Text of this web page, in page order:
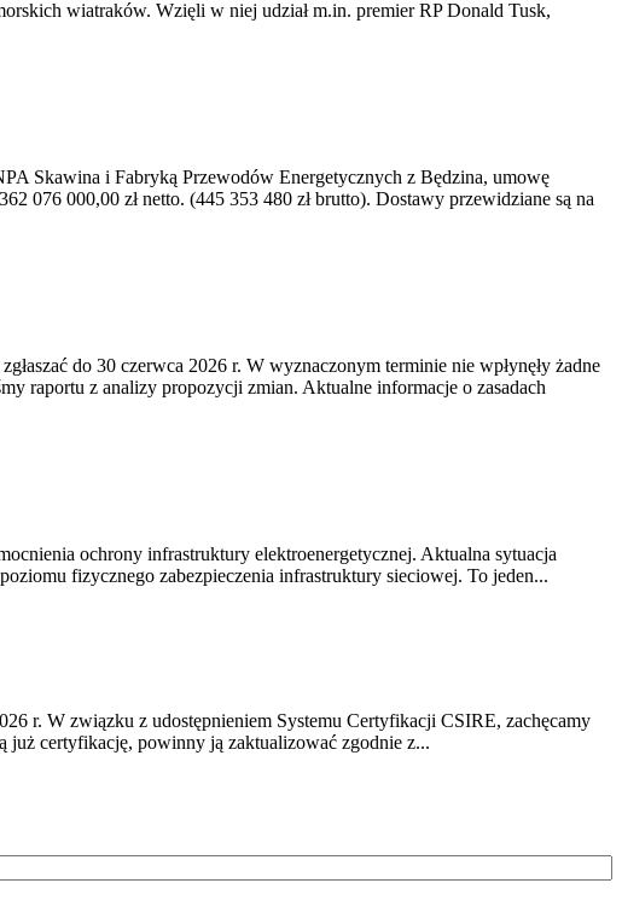
wiatraków. Wzięli w niej udział m.in. premier RP Donald Tusk,
Skawina i Fabryką Przewodów Energetycznych z Będzina, umowę
076 000,00 zł netto. (445 353 480 zł brutto). Dostawy przewidziane są na
do 30 czerwca 2026 r. W wyznaczonym terminie nie wpłynęły żadne
raportu z analizy propozycji zmian. Aktualne informacje o zasadach
ochrony infrastruktury elektroenergetycznej. Aktualna sytuacja
fizycznego zabezpieczenia infrastruktury sieciowej. To jeden...
r. W związku z udostępnieniem Systemu Certyfikacji CSIRE, zachęcamy
certyfikację, powinny ją zaktualizować zgodnie z...